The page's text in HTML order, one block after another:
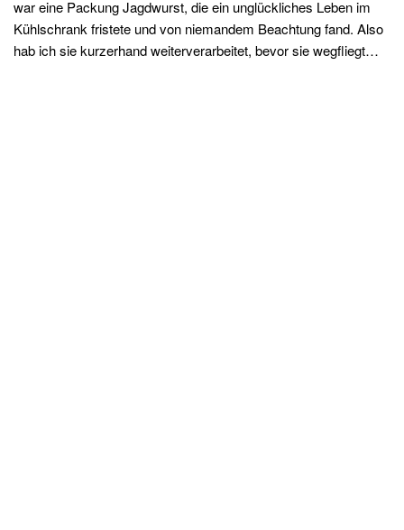
war eine Packung Jagdwurst, die ein unglückliches Leben im
Kühlschrank fristete und von niemandem Beachtung fand. Also
hab ich sie kurzerhand weiterverarbeitet, bevor sie wegfliegt…